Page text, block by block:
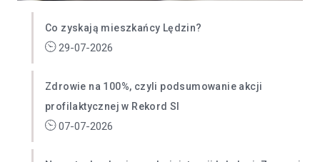
Co zyskają mieszkańcy Lędzin?
29-07-2026
Zdrowie na 100%, czyli podsumowanie akcji
profilaktycznej w Rekord SI
07-07-2026